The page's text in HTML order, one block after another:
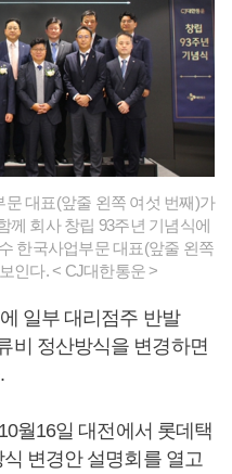
대표(앞줄 왼쪽 여섯 번째)가
께 회사 창립 93주년 기념식에
한국사업부문 대표(앞줄 왼쪽
인다. < CJ대한통운 >
일부 대리점주 반발
비 정산방식을 변경하면
월16일 대전에서 롯데택
변경안 설명회를 열고